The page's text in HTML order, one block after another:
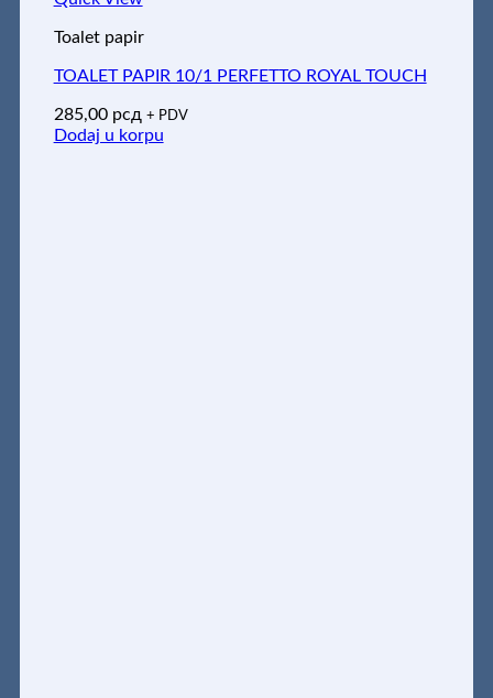
Toalet papir
TOALET PAPIR 10/1 PERFETTO ROYAL TOUCH
285,00 рсд + PDV
Dodaj u korpu